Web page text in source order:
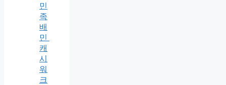
민
족
배
민
캐
시
워
크